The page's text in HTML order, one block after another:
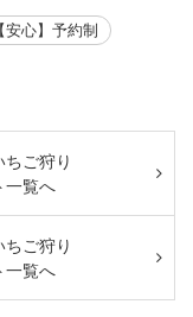
【安心】予約制
ちご狩り
一覧へ
ちご狩り
一覧へ